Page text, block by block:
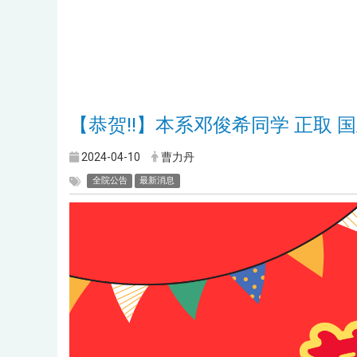
【恭贺!!】本系邓俊希同学 正取
2024-04-10 曹力丹
全院公告 最新消息